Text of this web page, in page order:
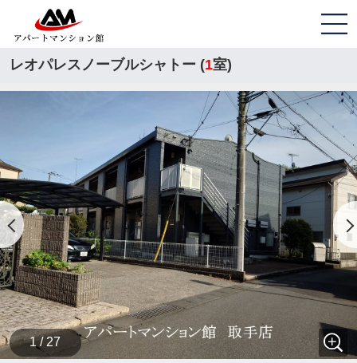
レオパレスノーブルシャトー (1室)
1 / 27